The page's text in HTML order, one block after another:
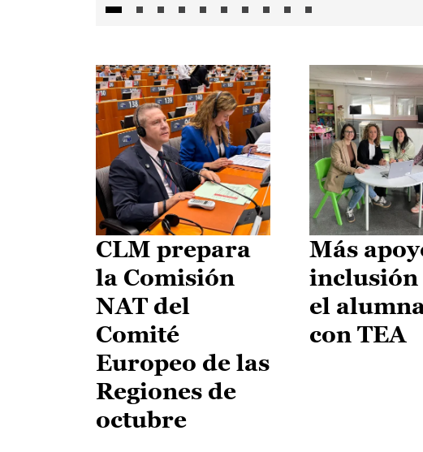
CLM prepara
la Comisión
NAT del
Comité
Europeo de las
Regiones de
octubre
Más
inclusión
el
con TEA